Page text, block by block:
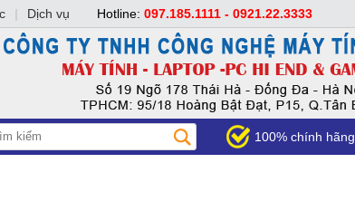
100% chính hãng
| Dịch vụ Hotline: 097.185.1111 - 0921.22.3333